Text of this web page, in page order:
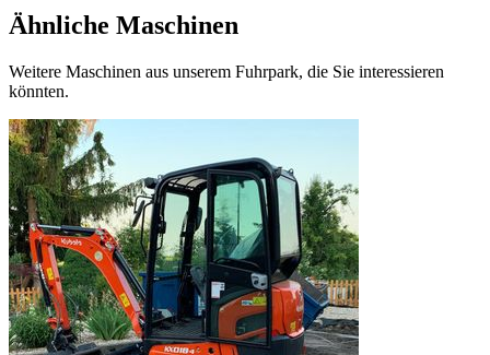
Ähnliche Maschinen
Weitere Maschinen aus unserem Fuhrpark, die Sie interessieren
könnten.